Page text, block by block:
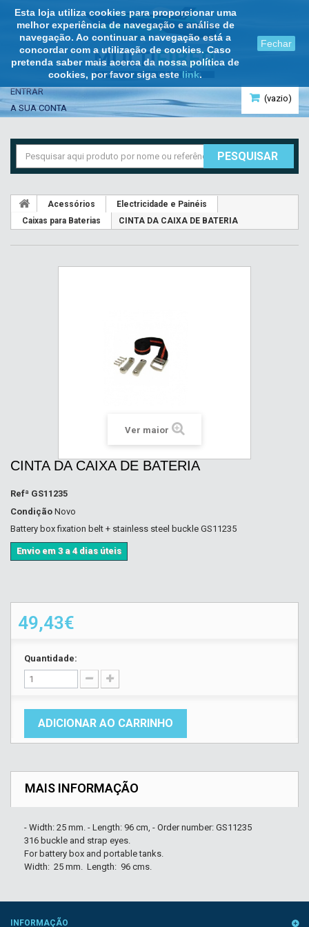
Esta loja utiliza cookies para proporcionar uma
melhor experiência de navegação e análise de
navegação. Ao continuar a navegação está a
concordar com a utilização de cookies. Caso
pretenda saber mais acerca da nossa política de
cookies, por favor siga este link.
Fechar
(vazio)
ENTRAR
A SUA CONTA
PESQUISAR
Acessórios
Electricidade e Painéis
Caixas para Baterias
CINTA DA CAIXA DE BATERIA
Ver maior
CINTA DA CAIXA DE BATERIA
Refª GS11235
Condição Novo
Battery box fixation belt + stainless steel buckle GS11235
Envio em 3 a 4 dias úteis
49,43€
Quantidade:
ADICIONAR AO CARRINHO
MAIS INFORMAÇÃO
- Width: 25 mm. - Length: 96 cm, - Order number: GS11235
316 buckle and strap eyes.
For battery box and portable tanks.
Width: 25 mm. Length: 96 cms.
INFORMAÇÃO